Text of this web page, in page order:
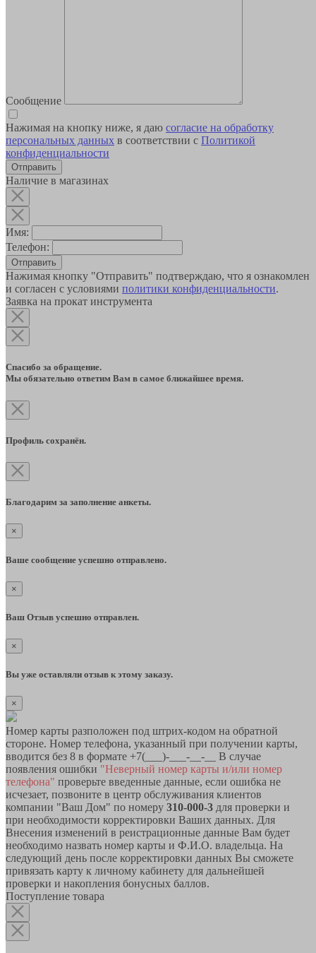
Сообщение
Нажимая на кнопку ниже, я даю согласие на обработку
персональных данных в соответствии с Политикой
конфиденциальности
Наличие в магазинах
Имя:
Телефон:
Отправить
Нажимая кнопку "Отправить" подтверждаю, что я ознакомлен
и согласен с условиями политики конфиденциальности.
Заявка на прокат инструмента
Спасибо за обращение.
Мы обязательно ответим Вам в самое ближайшее время.
Профиль сохранён.
Благодарим за заполнение анкеты.
×
Ваше сообщение успешно отправлено.
×
Ваш Отзыв успешно отправлен.
×
Вы уже оставляли отзыв к этому заказу.
×
Номер карты разположен под штрих-кодом на обратной
стороне. Номер телефона, указанный при получении карты,
вводится без 8 в формате +7(___)-___-__-__ В случае
появления ошибки "Неверный номер карты и/или номер
телефона" проверьте введенные данные, если ошибка не
исчезает, позвоните в центр обслуживания клиентов
компании "Ваш Дом" по номеру 310-000-3 для проверки и
при необходимости корректировки Ваших данных. Для
Внесения изменений в реистрационные данные Вам будет
необходимо назвать номер карты и Ф.И.О. владельца. На
следующий день после корректировки данных Вы сможете
привязать карту к личному кабинету для дальнейшей
проверки и накопления бонусных баллов.
Поступление товара